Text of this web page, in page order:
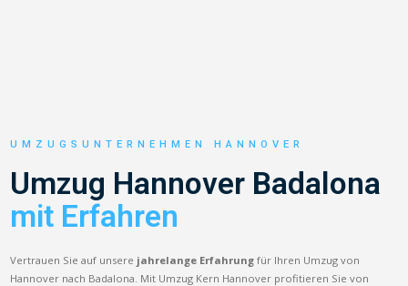
UMZUGSUNTERNEHMEN HANNOVER
Umzug Hannover Badalona
mit Erfahren
Vertrauen Sie auf unsere jahrelange Erfahrung für Ihren Umzug von
Hannover nach Badalona. Mit Umzug Kern Hannover profitieren Sie von